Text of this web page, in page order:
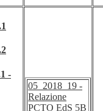
-
05_2018_19 -
Relazione
PCTO EdS 5B